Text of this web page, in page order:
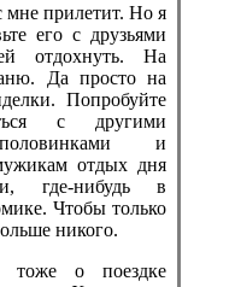
прилетит. Но я
его с друзьями
отдохнуть. На
Да просто на
Попробуйте
с другими
и
отдых дня
где-нибудь в
Чтобы только
никого.
тоже о поездке